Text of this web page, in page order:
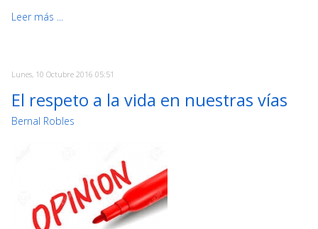
Leer más ...
Lunes, 10 Octubre 2016 05:51
El respeto a la vida en nuestras vías
Bernal Robles